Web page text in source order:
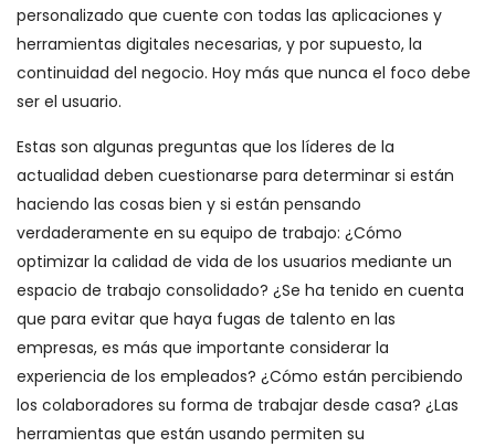
personalizado que cuente con todas las aplicaciones y
herramientas digitales necesarias, y por supuesto, la
continuidad del negocio. Hoy más que nunca el foco debe
ser el usuario.
Estas son algunas preguntas que los líderes de la
actualidad deben cuestionarse para determinar si están
haciendo las cosas bien y si están pensando
verdaderamente en su equipo de trabajo: ¿Cómo
optimizar la calidad de vida de los usuarios mediante un
espacio de trabajo consolidado? ¿Se ha tenido en cuenta
que para evitar que haya fugas de talento en las
empresas, es más que importante considerar la
experiencia de los empleados? ¿Cómo están percibiendo
los colaboradores su forma de trabajar desde casa? ¿Las
herramientas que están usando permiten su